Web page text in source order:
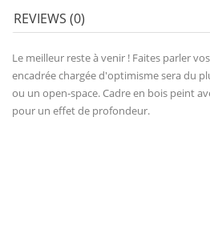
REVIEWS (0)
Le meilleur reste à venir ! Faites parler
encadrée chargée d'optimisme sera du
ou un open-space. Cadre en bois peint
pour un effet de profondeur.